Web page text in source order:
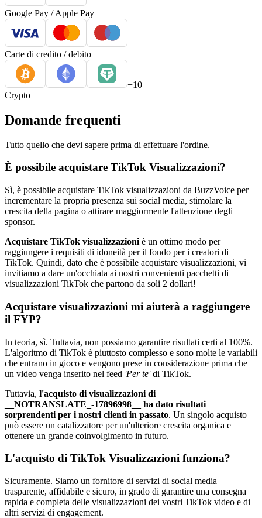
Google Pay / Apple Pay
Carte di credito / debito
+10
Crypto
Domande frequenti
Tutto quello che devi sapere prima di effettuare l'ordine.
È possibile acquistare TikTok Visualizzazioni?
Sì, è possibile acquistare TikTok visualizzazioni da BuzzVoice per
incrementare la propria presenza sui social media, stimolare la
crescita della pagina o attirare maggiormente l'attenzione degli
sponsor.
Acquistare TikTok visualizzazioni è un ottimo modo per
raggiungere i requisiti di idoneità per il fondo per i creatori di
TikTok. Quindi, dato che è possibile acquistare visualizzazioni, vi
invitiamo a dare un'occhiata ai nostri convenienti pacchetti di
visualizzazioni TikTok che partono da soli 2 dollari!
Acquistare visualizzazioni mi aiuterà a raggiungere
il FYP?
In teoria, sì. Tuttavia, non possiamo garantire risultati certi al 100%.
L'algoritmo di TikTok è piuttosto complesso e sono molte le variabili
che entrano in gioco e vengono prese in considerazione prima che
un video venga inserito nel feed 'Per te'di TikTok.
Tuttavia, l'acquisto di visualizzazioni di
__NOTRANSLATE_-17896998__ ha dato risultati
sorprendenti per i nostri clienti in passato. Un singolo acquisto
può essere un catalizzatore per un'ulteriore crescita organica e
ottenere un grande coinvolgimento in futuro.
L'acquisto di TikTok Visualizzazioni funziona?
Sicuramente. Siamo un fornitore di servizi di social media
trasparente, affidabile e sicuro, in grado di garantire una consegna
rapida e completa delle visualizzazioni dei vostri TikTok video e di
altri servizi di engagement.